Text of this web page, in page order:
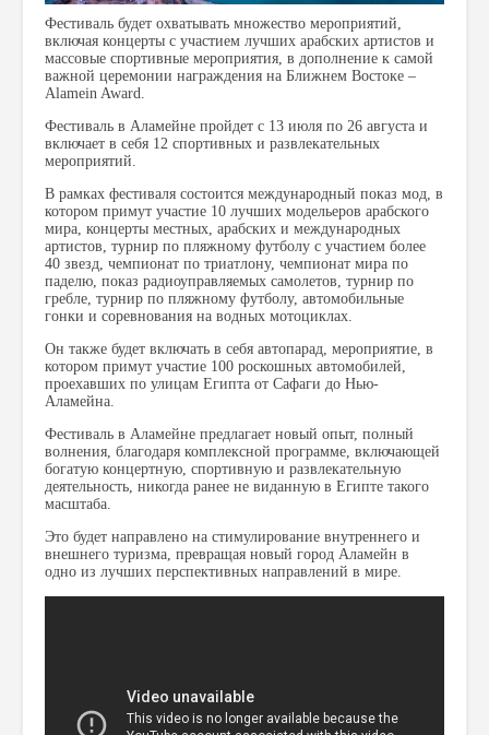
Фестиваль будет охватывать множество мероприятий,
включая концерты с участием лучших арабских артистов и
массовые спортивные мероприятия, в дополнение к самой
важной церемонии награждения на Ближнем Востоке –
Alamein Award.
Фестиваль в Аламейне пройдет с 13 июля по 26 августа и
включает в себя 12 спортивных и развлекательных
мероприятий.
В рамках фестиваля состоится международный показ мод, в
котором примут участие 10 лучших модельеров арабского
мира, концерты местных, арабских и международных
артистов, турнир по пляжному футболу с участием более
40 звезд, чемпионат по триатлону, чемпионат мира по
паделю, показ радиоуправляемых самолетов, турнир по
гребле, турнир по пляжному футболу, автомобильные
гонки и соревнования на водных мотоциклах.
Он также будет включать в себя автопарад, мероприятие, в
котором примут участие 100 роскошных автомобилей,
проехавших по улицам Египта от Сафаги до Нью-
Аламейна.
Фестиваль в Аламейне предлагает новый опыт, полный
волнения, благодаря комплексной программе, включающей
богатую концертную, спортивную и развлекательную
деятельность, никогда ранее не виданную в Египте такого
масштаба.
Это будет направлено на стимулирование внутреннего и
внешнего туризма, превращая новый город Аламейн в
одно из лучших перспективных направлений в мире.